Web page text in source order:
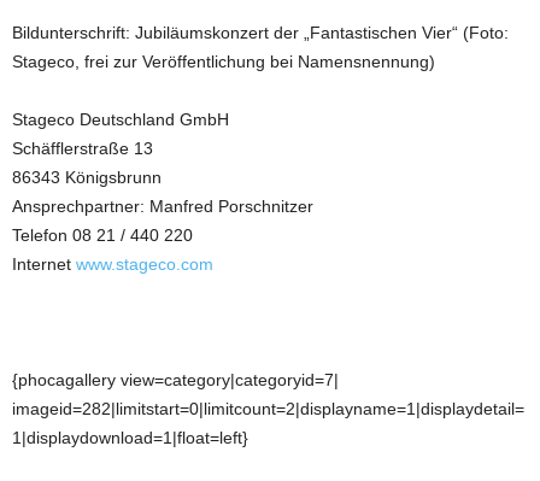
Bildunterschrift: Jubiläumskonzert der „Fantastischen Vier“ (Foto:
Stageco, frei zur Veröffentlichung bei Namensnennung)
Stageco Deutschland GmbH
Schäfflerstraße 13
86343 Königsbrunn
Ansprechpartner: Manfred Porschnitzer
Telefon 08 21 / 440 220
Internet www.stageco.com
{phocagallery view=category|categoryid=7|
imageid=282|limitstart=0|limitcount=2|displayname=1|displaydetail=
1|displaydownload=1|float=left}